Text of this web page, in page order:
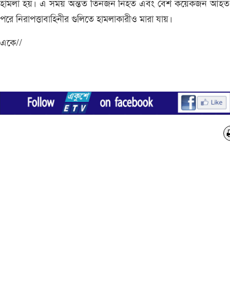
হামলা হয়। এ সময় অন্তত তিনজন নিহত এবং বেশ কয়েকজন
পরে নিরাপত্তাবাহিনীর গুলিতে হামলাকারীও মারা যায়।
একে//